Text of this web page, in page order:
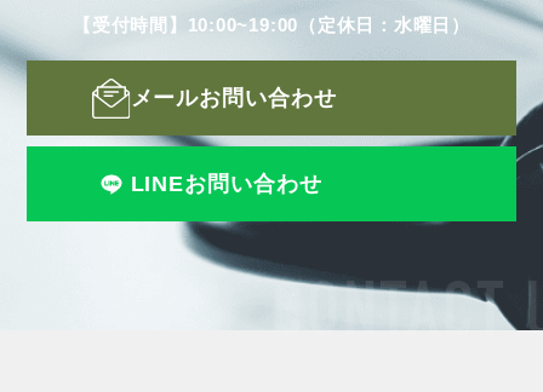
CONTACT
【受付時間】10:00~19:00（定休日：水曜日）
メールお問い合わせ
LINEお問い合わせ